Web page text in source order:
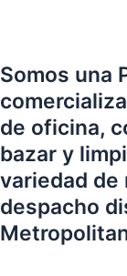
Somos una
de oficina,
bazar y
variedad de
despacho